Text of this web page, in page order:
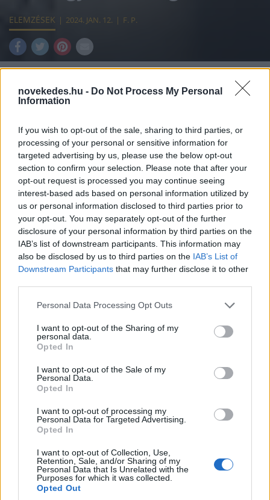
novekedes.hu - Do Not Process My Personal
Information
If you wish to opt-out of the sale, sharing to third parties, or
processing of your personal or sensitive information for
targeted advertising by us, please use the below opt-out
section to confirm your selection. Please note that after your
opt-out request is processed you may continue seeing
interest-based ads based on personal information utilized by
us or personal information disclosed to third parties prior to
your opt-out. You may separately opt-out of the further
disclosure of your personal information by third parties on the
IAB’s list of downstream participants. This information may
also be disclosed by us to third parties on the IAB’s List of
Downstream Participants that may further disclose it to other
Please note that this website/app uses one or more Google
not limited to your visit or usage behaviour. You may click to
grant or deny consent to Google and its third-party tags to
use your data for below specified purposes in below Google
consent section.
Personal Data Processing Opt Outs
I want to opt-out of the Sharing of my
personal data.
Opted In
I want to opt-out of the Sale of my
Personal Data.
Opted In
I want to opt-out of processing my
Personal Data for Targeted Advertising.
Opted In
I want to opt-out of Collection, Use,
Retention, Sale, and/or Sharing of my
Personal Data that Is Unrelated with the
Purposes for which it was collected.
Opted Out
ELEMZÉSEK 2024. JAN. 12. F. P.
kezdték Németországot, mint gazdasági
nagyhatalmat, csak azért, mert ott is
felmerültok olyan jelenségek, mint máshol
szoktak: tüntetések, költségvetési
kiigazítások, ha úgy tetszik: megszorítások.
Mik a problémák Németországban, és baj-e,
ha kicsit átrendeződnek az európai
gazdasági erőviszonyok?
Németországról az eurózóna megalakulása
óta, de leginkább néhány euróövezeti ország
bő 10 évvel ezelőtti pénzügyi válsága óta az a
meggyőződés terjedt el, hogy
az ország a megingathatatlan gazdaság,
nagy is a súlya az eurózónán és az egész
Európai Unión belül.